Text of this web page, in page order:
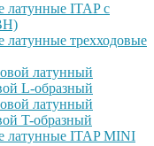
ITAP с
трехходовые
латунный
L-образный
латунный
T-образный
латунные ITAP MINI